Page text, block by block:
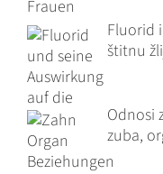
Fluorid
štitnu
Odnosi
zuba,